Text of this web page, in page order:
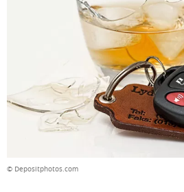
© Depositphotos.com